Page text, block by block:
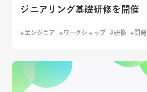
ジニアリング基礎研修を開催
エンジニア ワークショップ 研修 開発